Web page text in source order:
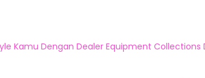
Kamu Dengan Dealer Equipment Collections